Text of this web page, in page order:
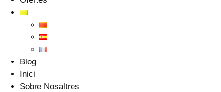
Blog
Inici
Sobre Nosaltres